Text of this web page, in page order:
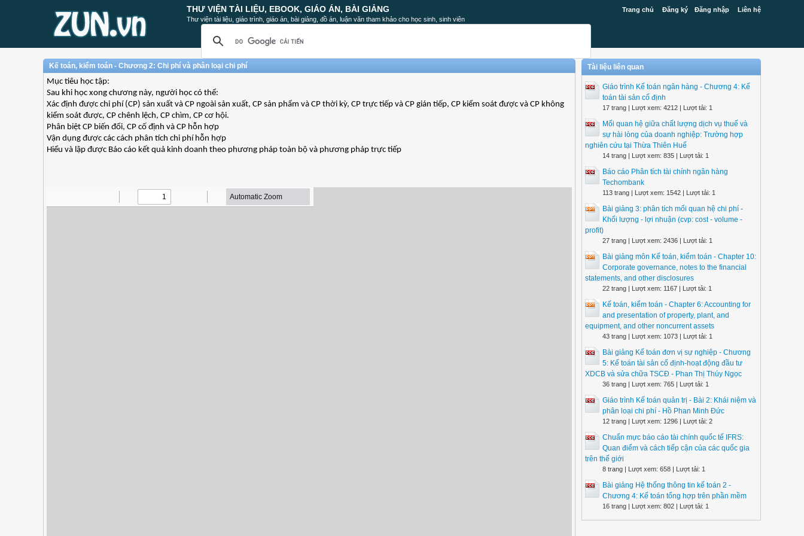
Trang chủ Đăng ký Đăng nhập Liên hệ
THƯ VIỆN TÀI LIỆU, EBOOK, GIÁO ÁN, BÀI GIẢNG
Thư viện tài liệu, giáo trình, giáo án, bài giảng, đồ án, luận văn tham khảo cho học sinh, sinh viên
Kế toán, kiểm toán - Chương 2: Chi phí và phân loại chi phí
Mục tiêu học tập:
Sau khi học xong chương này, người học có thể:
Xác định được chi phí (CP) sản xuất và CP ngoài sản xuất, CP sản phẩm và CP thời kỳ, CP trực tiếp và CP gián tiếp, CP kiểm soát được và CP không
kiểm soát được, CP chênh lệch, CP chìm, CP cơ hội.
Phân biệt CP biến đổi, CP cố định và CP hỗn hợp
Vận dụng được các cách phân tích chi phí hỗn hợp
Hiểu và lập được Báo cáo kết quả kinh doanh theo phương pháp toàn bộ và phương pháp trực tiếp
Tài liệu liên quan
Giáo trình Kế toán ngân hàng - Chương 4: Kế
toán tài sản cố định
17 trang | Lượt xem: 4212 | Lượt tải: 1
Mối quan hệ giữa chất lượng dịch vụ thuế và
sự hài lòng của doanh nghiệp: Trường hợp
nghiên cứu tại Thừa Thiên Huế
14 trang | Lượt xem: 835 | Lượt tải: 1
Báo cáo Phân tích tài chính ngân hàng
Techombank
113 trang | Lượt xem: 1542 | Lượt tải: 1
Bài giảng 3: phân tích mối quan hệ chi phí -
Khối lượng - lợi nhuận (cvp: cost - volume -
profit)
27 trang | Lượt xem: 2436 | Lượt tải: 1
Bài giảng môn Kế toán, kiểm toán - Chapter 10:
Corporate governance, notes to the financial
statements, and other disclosures
22 trang | Lượt xem: 1167 | Lượt tải: 1
Kế toán, kiểm toán - Chapter 6: Accounting for
and presentation of property, plant, and
equipment, and other noncurrent assets
43 trang | Lượt xem: 1073 | Lượt tải: 1
Bài giảng Kế toán đơn vị sự nghiệp - Chương
5: Kế toán tài sản cố định-hoạt động đầu tư
XDCB và sửa chữa TSCĐ - Phan Thị Thúy Ngọc
36 trang | Lượt xem: 765 | Lượt tải: 1
Giáo trình Kế toán quản trị - Bài 2: Khái niệm và
phân loại chi phí - Hồ Phan Minh Đức
12 trang | Lượt xem: 1296 | Lượt tải: 2
Chuẩn mực báo cáo tài chính quốc tế IFRS:
Quan điểm và cách tiếp cận của các quốc gia
trên thế giới
8 trang | Lượt xem: 658 | Lượt tải: 1
Bài giảng Hệ thống thông tin kế toán 2 -
Chương 4: Kế toán tổng hợp trên phần mềm
16 trang | Lượt xem: 802 | Lượt tải: 1